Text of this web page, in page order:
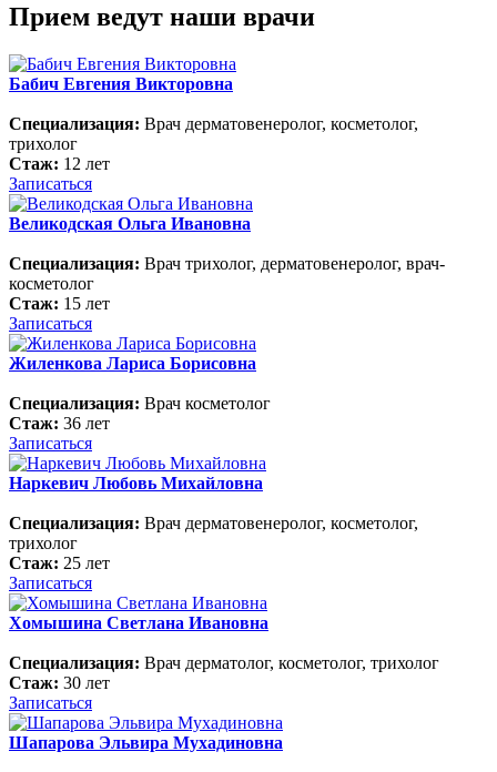
Прием ведут наши врачи
Бабич Евгения Викторовна
Специализация: Врач дерматовенеролог, косметолог,
трихолог
Стаж: 12 лет
Записаться
Великодская Ольга Ивановна
Специализация: Врач трихолог, дерматовенеролог, врач-
косметолог
Стаж: 15 лет
Записаться
Жиленкова Лариса Борисовна
Специализация: Врач косметолог
Стаж: 36 лет
Записаться
Наркевич Любовь Михайловна
Специализация: Врач дерматовенеролог, косметолог,
трихолог
Стаж: 25 лет
Записаться
Хомышина Светлана Ивановна
Специализация: Врач дерматолог, косметолог, трихолог
Стаж: 30 лет
Записаться
Шапарова Эльвира Мухадиновна